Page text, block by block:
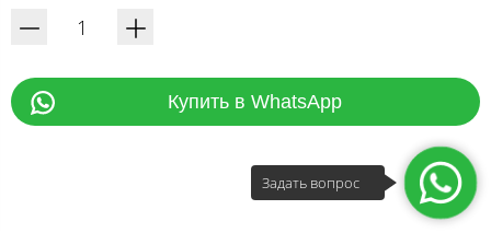
Купить в WhatsApp
Задать вопрос